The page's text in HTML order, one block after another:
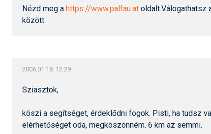
Nézd meg a https://www.palfau.at oldalt.Válogathatsz
között.
2006.01.18. 12:29
Sziasztok,
köszi a segítséget, érdeklődni fogok. Pisti, ha tudsz
elérhetőséget oda, megköszönném. 6 km az semmi.